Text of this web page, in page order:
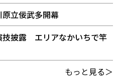
立佞武多開幕
技披露 エリアなかいちで竿
もっと見る＞